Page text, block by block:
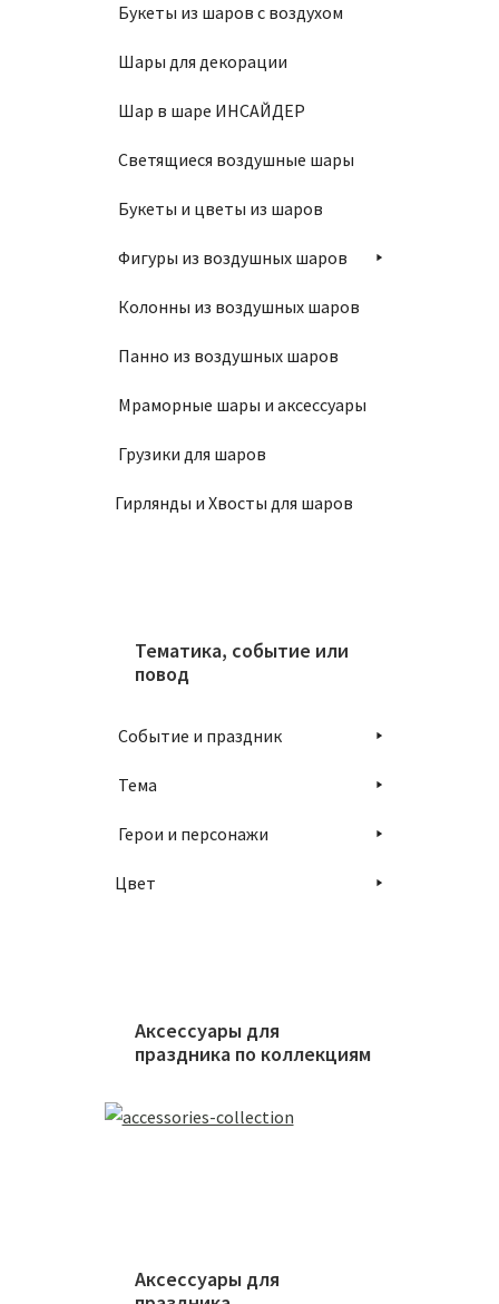
Букеты из шаров с воздухом
Шары для декорации
Шар в шаре ИНСАЙДЕР
Светящиеся воздушные шары
Букеты и цветы из шаров
Фигуры из воздушных шаров
Колонны из воздушных шаров
Панно из воздушных шаров
Мраморные шары и аксессуары
Грузики для шаров
Гирлянды и Хвосты для шаров
Тематика, событие или
повод
Событие и праздник
Тема
Герои и персонажи
Цвет
Аксессуары для
праздника по коллекциям
Аксессуары для